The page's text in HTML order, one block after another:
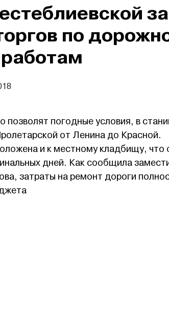
по
позволят погодные условия, в
от Ленина до Красной.
и к местному кладбищу, что
дней. Как сообщила
затраты на ремонт дороги